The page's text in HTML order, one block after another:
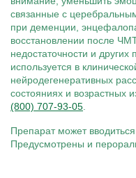
связанные с
при деменции,
восстановлении после
недостаточности и
используется в
нейродегенеративных
состояниях и возрастных
(800) 707-93-05
Препарат может
Предусмотрены и